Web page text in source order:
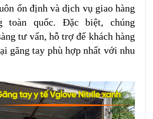
ổn định và dịch vụ giao hàng
toàn quốc. Đặc biệt, chúng
tư vấn, hỗ trợ để khách hàng
găng tay phù hợp nhất với nhu